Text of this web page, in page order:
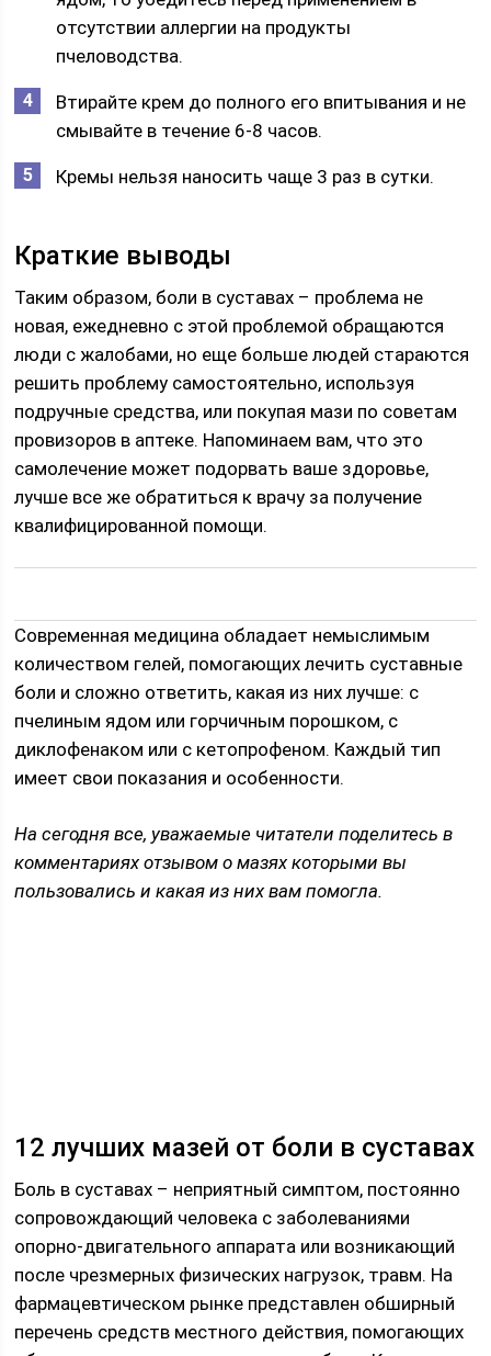
отсутствии аллергии на продукты
пчеловодства.
Втирайте крем до полного его впитывания и не
смывайте в течение 6-8 часов.
Кремы нельзя наносить чаще 3 раз в сутки.
Краткие выводы
Таким образом, боли в суставах – проблема не
новая, ежедневно с этой проблемой обращаются
люди с жалобами, но еще больше людей стараются
решить проблему самостоятельно, используя
подручные средства, или покупая мази по советам
провизоров в аптеке. Напоминаем вам, что это
самолечение может подорвать ваше здоровье,
лучше все же обратиться к врачу за получение
квалифицированной помощи.
Современная медицина обладает немыслимым
количеством гелей, помогающих лечить суставные
боли и сложно ответить, какая из них лучше: с
пчелиным ядом или горчичным порошком, с
диклофенаком или с кетопрофеном. Каждый тип
имеет свои показания и особенности.
На сегодня все, уважаемые читатели поделитесь в
комментариях отзывом о мазях которыми вы
пользовались и какая из них вам помогла.
12 лучших мазей от боли в суставах
Боль в суставах – неприятный симптом, постоянно
сопровождающий человека с заболеваниями
опорно-двигательного аппарата или возникающий
после чрезмерных физических нагрузок, травм. На
фармацевтическом рынке представлен обширный
перечень средств местного действия, помогающих